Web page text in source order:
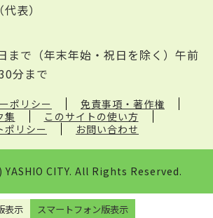
表）
まで（年末年始・祝日を除く）午前
分まで
ポリシー
免責事項・著作権
集
このサイトの使い方
ポリシー
お問い合わせ
CITY. All Rights Reserved.
表示 スマートフォン版表示